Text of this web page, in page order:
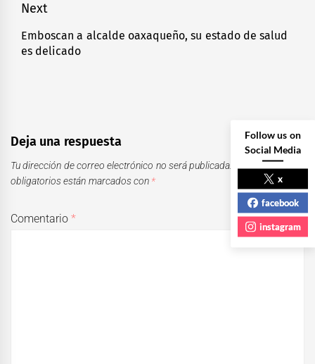
Next
Next
post:
Emboscan a alcalde oaxaqueño, su estado de salud
es delicado
Deja una respuesta
Tu dirección de correo electrónico no será publicada.
Los campos
obligatorios están marcados con *
Comentario*
Follow us on
Social Media
x
facebook
instagram